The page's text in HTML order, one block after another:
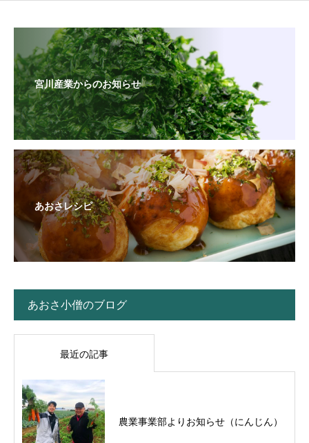
宮川産業からのお知らせ
あおさレシピ
あおさ小僧のブログ
最近の記事
農業事業部よりお知らせ（にんじん）